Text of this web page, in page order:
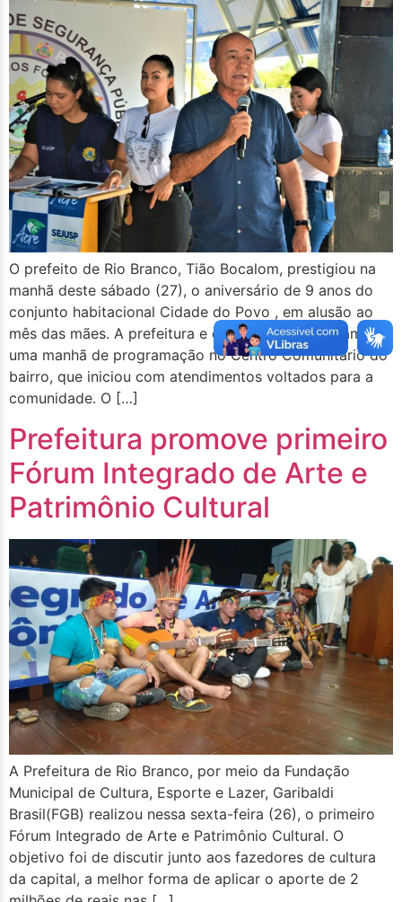
O prefeito de Rio Branco, Tião Bocalom, prestigiou na
manhã deste sábado (27), o aniversário de 9 anos do
conjunto habitacional Cidade do Povo , em alusão ao
mês das mães. A prefeitura e o Estado organizaram
uma manhã de programação no Centro Comunitário do
bairro, que iniciou com atendimentos voltados para a
comunidade. O […]
Prefeitura promove primeiro
Fórum Integrado de Arte e
Patrimônio Cultural
A Prefeitura de Rio Branco, por meio da Fundação
Municipal de Cultura, Esporte e Lazer, Garibaldi
Brasil(FGB) realizou nessa sexta-feira (26), o primeiro
Fórum Integrado de Arte e Patrimônio Cultural. O
objetivo foi de discutir junto aos fazedores de cultura
da capital, a melhor forma de aplicar o aporte de 2